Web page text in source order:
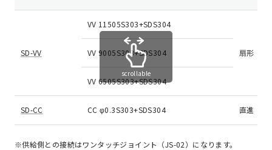
SD-VV
VV 11505S303+SDS304
扇形
VV 9005S303+SDS304
VV 6505S303+SDS304
SD-CC CC φ0.3S303+SDS304 直進
scrollable
※供給側との接続はワンタッチジョイント（JS-02）になります。